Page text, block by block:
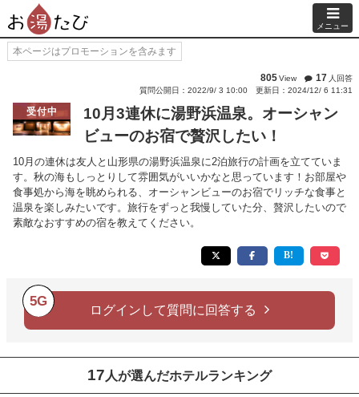
メニュー
本ページはプロモーションを含みます
805View 17 人回答
質問公開日：2022/9/ 3 10:00
更新日：2024/12/ 6 11:31
受付中
10月3連休に湯野浜温泉。オーシャン
ビューのお宿で贅沢したい！
10月の連休は友人と山形県の湯野浜温泉に2泊旅行の計画を立てていま
す。秋の海もしっとりして雰囲気がいいかなと思っています！お部屋や
食事処から海を眺められる、オーシャンビューのお宿でリッチな食事と
温泉を楽しみたいです。旅行をずっと我慢していた分、贅沢したいので
素敵なおすすめの宿を教えてください。
5G
ログインして質問に回答する
17 人が選んだホテルランキング